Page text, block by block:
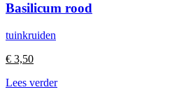
Basilicum rood
tuinkruiden
€ 3,50
Lees verder